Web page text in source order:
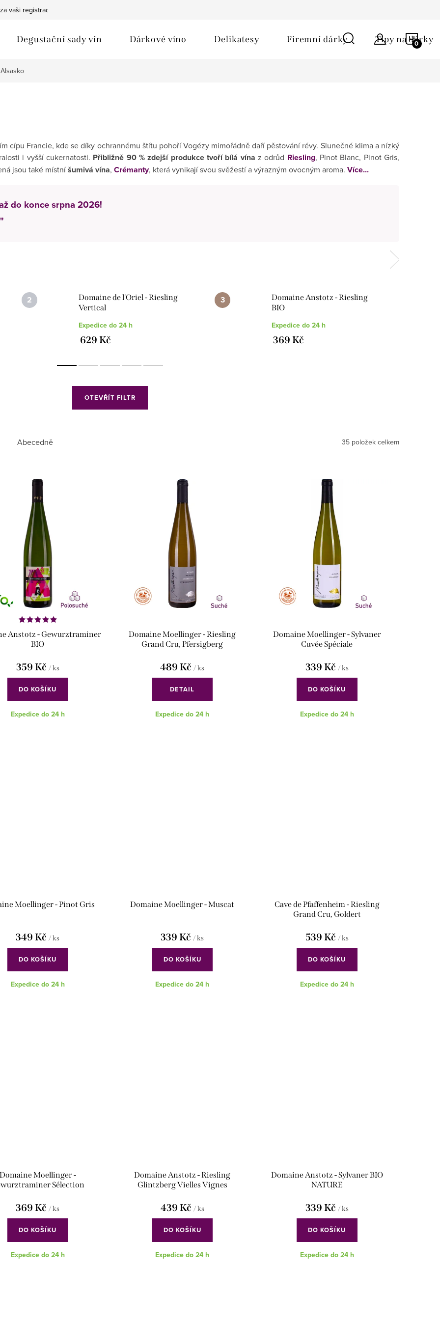
vaši registraci
Degustační sady vín Dárkové víno Delikatesy Firemní dárky Tipy na dárky
Alsasko
cípu Francie, kde se díky ochrannému štítu pohoří Vogézy mimořádně daří pěstování révy. Slunečné klima a nízký
i vyšší cukernatosti. Přibližně 90 % zdejší produkce tvoří bílá vína z odrůd Riesling, Pinot Blanc, Pinot Gris,
jsou také místníšumivá vína, Crémanty, která vynikají svou svěžestí a výrazným ovocným aroma. Více...
do konce srpna 2026!
Domaine de l'Oriel - Riesling
Vertical
Expedice do 24 h
629 Kč
Domaine Anstotz - Riesling
BIO
Expedice do 24 h
369 Kč
OTEVŘÍT FILTR
Abecedně 35 položek celkem
Anstotz - Gewurztraminer
BIO
359 Kč / ks
DO KOŠÍKU
Expedice do 24 h
Domaine Moellinger - Riesling
Grand Cru, Pfersigberg
489 Kč / ks
DETAIL
Expedice do 24 h
Domaine Moellinger - Sylvaner
Cuvée Spéciale
339 Kč / ks
DO KOŠÍKU
Expedice do 24 h
Moellinger - Pinot Gris
349 Kč/ ks
DO KOŠÍKU
Expedice do 24 h
Domaine Moellinger - Muscat
339 Kč/ ks
DO KOŠÍKU
Expedice do 24 h
Cave de Pfaffenheim - Riesling
Grand Cru, Goldert
539 Kč / ks
DO KOŠÍKU
Expedice do 24 h
Domaine Moellinger -
Sélection
369 Kč / ks
DO KOŠÍKU
Expedice do 24 h
Domaine Anstotz - Riesling
Glintzberg Vielles Vignes
439 Kč / ks
DO KOŠÍKU
Expedice do 24 h
Domaine Anstotz - Sylvaner BIO
NATURE
339 Kč / ks
DO KOŠÍKU
Expedice do 24 h